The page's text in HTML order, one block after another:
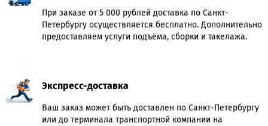
При заказе от 5 000 рублей доставка по Санкт-
Петербургу осуществляется бесплатно. Дополнительно
предоставляем услуги подъёма, сборки и такелажа.
Экспресс-доставка
Ваш заказ может быть доставлен по Санкт-Петербургу
или до терминала транспортной компании на